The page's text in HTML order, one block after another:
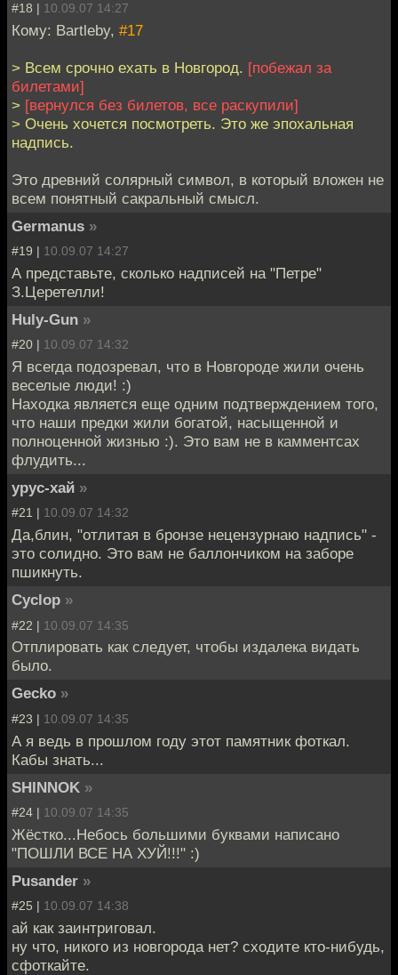
#18 | 10.09.07 14:27
Кому: Bartleby, #17
> Всем срочно ехать в Новгород. [побежал за
билетами]
> [вернулся без билетов, все раскупили]
> Очень хочется посмотреть. Это же эпохальная
надпись.
Это древний солярный символ, в который вложен не
всем понятный сакральный смысл.
Germanus »
#19 | 10.09.07 14:27
А представьте, сколько надписей на "Петре"
З.Церетелли!
Huly-Gun »
#20 | 10.09.07 14:32
Я всегда подозревал, что в Новгороде жили очень
веселые люди! :)
Находка является еще одним подтверждением того,
что наши предки жили богатой, насыщенной и
полноценной жизнью :). Это вам не в камментсах
флудить...
урус-хай »
#21 | 10.09.07 14:32
Да,блин, "отлитая в бронзе нецензурнаю надпись" -
это солидно. Это вам не баллончиком на заборе
пшикнуть.
Cyclop »
#22 | 10.09.07 14:35
Отплировать как следует, чтобы издалека видать
было.
Gecko »
#23 | 10.09.07 14:35
А я ведь в прошлом году этот памятник фоткал.
Кабы знать...
SHINNOK »
#24 | 10.09.07 14:35
Жёстко...Небось большими буквами написано
"ПОШЛИ ВСЕ НА ХУЙ!!!" :)
Pusander »
#25 | 10.09.07 14:38
ай как заинтриговал.
ну что, никого из новгорода нет? сходите кто-нибудь,
сфоткайте.